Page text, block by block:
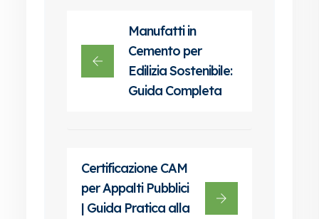
Manufatti in
Cemento per
Edilizia Sostenibile:
Guida Completa
Certificazione CAM
per Appalti Pubblici
| Guida Pratica alla